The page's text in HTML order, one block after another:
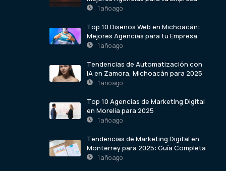
1 año ago
Top 10 Diseños Web en Michoacán:
Mejores Agencias para tu Empresa
1 año ago
Tendencias de Automatización con
IA en Zamora, Michoacán para 2025
1 año ago
Top 10 Agencias de Marketing Digital
en Morelia para 2025
1 año ago
Tendencias de Marketing Digital en
Monterrey para 2025: Guía Completa
1 año ago